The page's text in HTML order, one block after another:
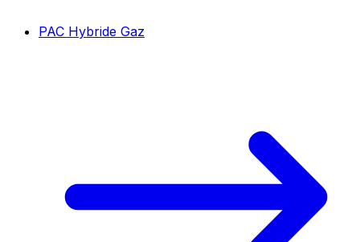
PAC Hybride Gaz